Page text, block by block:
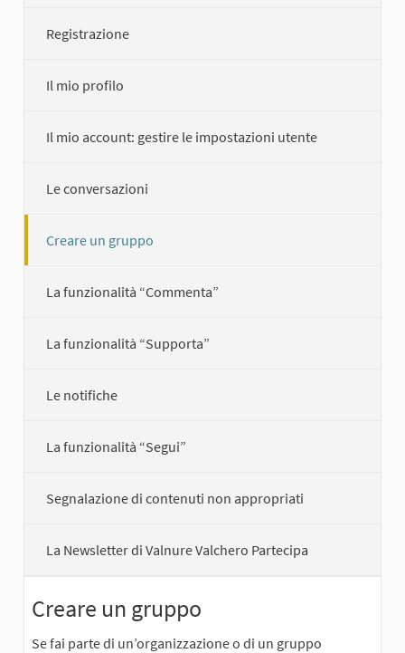
Registrazione
Il mio profilo
Il mio account: gestire le impostazioni utente
Le conversazioni
Creare un gruppo
La funzionalità “Commenta”
La funzionalità “Supporta”
Le notifiche
La funzionalità “Segui”
Segnalazione di contenuti non appropriati
La Newsletter di Valnure Valchero Partecipa
Creare un gruppo
Se fai parte di un’organizzazione o di un gruppo